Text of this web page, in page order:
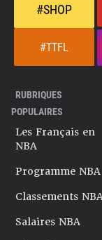
#SHOP
#TTFL
RUBRIQUES
POPULAIRES
Les Français en
NBA
Programme NBA
Classements
Salaires NBA